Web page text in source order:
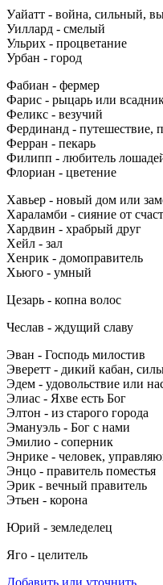
Уайатт - война, сильный,
Уиллард - смелый
Ульрих - процветание
Урбан - город
Фабиан - фермер
Фарис - рыцарь или
Феликс - везучий
Фердинанд - путешествие,
Ферран - пекарь
Филипп - любитель
Флориан - цветение
Хавьер - новый дом или
Хараламби - сияние от
Хардвин - храбрый друг
Хейл - зал
Хенрик - домоправитель
Хьюго - умный
Цезарь - копна волос
Чеслав - ждущий славу
Эван - Господь милостив
Эверетт - дикий кабан,
Эдем - удовольствие или
Элиас - Яхве есть Бог
Элтон - из старого города
Эмануэль - Бог с нами
Эмилио - соперник
Энрике - человек,
Энцо - правитель поместья
Эрик - вечный правитель
Этьен - корона
Юрий - земледелец
Яго - целитель
Добавить или уточнить